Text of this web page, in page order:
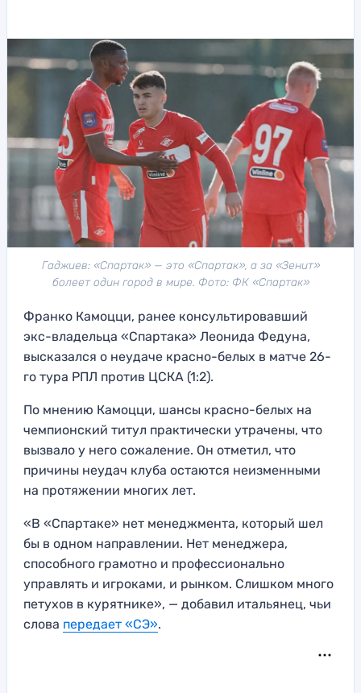
Гаджиев: «Спартак» — это «Спартак», а за «Зенит»
болеет один город в мире. Фото: ФК «Спартак»
Франко Камоцци, ранее консультировавший
экс-владельца «Спартака» Леонида Федуна,
высказался о неудаче красно-белых в матче 26-
го тура РПЛ против ЦСКА (1:2).
По мнению Камоцци, шансы красно-белых на
чемпионский титул практически утрачены, что
вызвало у него сожаление. Он отметил, что
причины неудач клуба остаются неизменными
на протяжении многих лет.
«В «Спартаке» нет менеджмента, который шел
бы в одном направлении. Нет менеджера,
способного грамотно и профессионально
управлять и игроками, и рынком. Слишком много
петухов в курятнике», — добавил итальянец, чьи
слова передает «СЭ».